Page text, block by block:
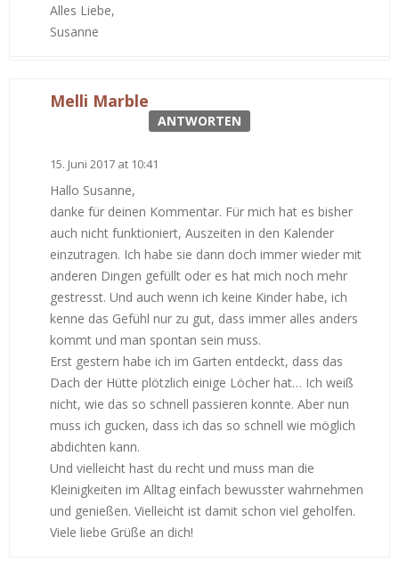
Alles Liebe,
Susanne
Melli Marble
ANTWORTEN
15. Juni 2017 at 10:41
Hallo Susanne,
danke für deinen Kommentar. Für mich hat es bisher
auch nicht funktioniert, Auszeiten in den Kalender
einzutragen. Ich habe sie dann doch immer wieder mit
anderen Dingen gefüllt oder es hat mich noch mehr
gestresst. Und auch wenn ich keine Kinder habe, ich
kenne das Gefühl nur zu gut, dass immer alles anders
kommt und man spontan sein muss.
Erst gestern habe ich im Garten entdeckt, dass das
Dach der Hütte plötzlich einige Löcher hat… Ich weiß
nicht, wie das so schnell passieren konnte. Aber nun
muss ich gucken, dass ich das so schnell wie möglich
abdichten kann.
Und vielleicht hast du recht und muss man die
Kleinigkeiten im Alltag einfach bewusster wahrnehmen
und genießen. Vielleicht ist damit schon viel geholfen.
Viele liebe Grüße an dich!